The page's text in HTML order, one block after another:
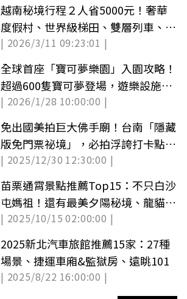
越南秘境行程２人省5000元！奢華
度假村、世界級梯田、雙層列車、米
其林全包
| 2026/3/11 09:23:01 |
全球首座「寶可夢樂園」入園攻略！
超過600隻寶可夢登場，遊樂設施、
周邊票價
| 2026/1/28 10:00:00 |
免出國美拍巨大佛手廟！台南「隱藏
版免門票祕境」，必拍浮誇打卡點攻
略
| 2025/12/30 12:30:00 |
苗栗通霄景點推薦Top15：不只白沙
屯媽祖！還有最美夕陽秘境、龍貓公
車站
| 2025/10/15 02:00:00 |
2025新北汽車旅館推薦15家：27種
場景、捷運車廂&監獄房、遠眺101
| 2025/8/22 16:00:00 |